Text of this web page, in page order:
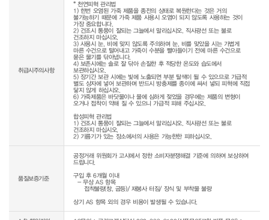
취급시주의사항
* 천연피혁 관리법
1) 한번 오염된 가죽 제품을 종전의 상태로 복원한다는 것은 거의
불가능하기 때문에 가죽 제품 사용시 오염이 되지 않도록 사용하는 것이
가장 중요합니다.
2) 건조시 통풍이 잘되는 그늘에서 말리십시오. 직사광선 또는 불로
건조하지 마십시오.
3) 사용시 눈, 비에 맞지 않도록 주의하며 눈, 비를 맞았을 시는 가볍게
마른 수건으로 털어내고 가죽이 수분을 빨아들이기 전에 마른 수건으로
묻은 물기를 닦아냅니다.
4) 보존시에는 솔로 잘 닦아 손질한 후 적당한 온도와 습도에서
보관하십시오.
5) 장기간 보관 시에는 빛에 노출되면 부분 탈색이 될 수 있으므로 가급적
별도 상자에 넣어 보관하며 반드시 방충제를 종이에 싸서 넣되 피혁에 직접
닿지 않게 하십시오.
6) 가죽제품은 바닷물이나 물에 심하게 젖었을 경우에는 제품의 변형이
오거나 접착이 약해 질 수 있으니 가급적 피해 주십시오.
합성피혁 관리법
1) 건조시 통풍이 잘되는 그늘에서 말리십시오. 직사광선 또는 불로
건조하지 마십시오.
품질보증기준
공정거래 위원회가 고시에서 정한 소비자분쟁해결 기준에 의하여 보상하여
드립니다.
구입 후 6개월 이내
  - 무상 AS 항목
상기 AS 항목 외의 경우 비용이 발생될 수 있습니다.